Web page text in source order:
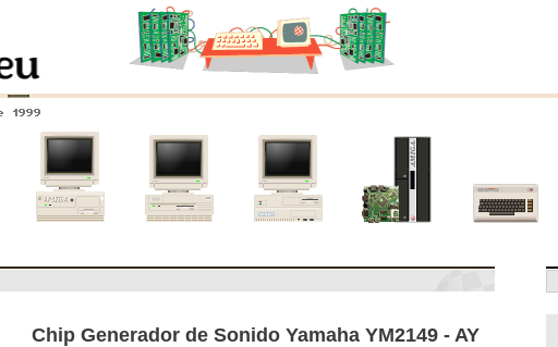
1999
Chip Generador de Sonido Yamaha YM2149 - AY